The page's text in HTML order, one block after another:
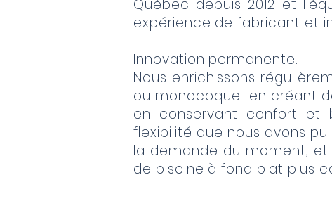
Québec depuis 2012 et
expérience de fabricant et
Innovation permanente.
Nous enrichissons
ou monocoque en créant
en conservant confort
flexibilité que nous avons
la demande du moment,
de piscine à fond plat plus